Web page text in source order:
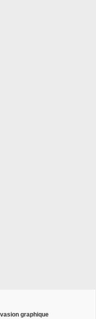
graphique